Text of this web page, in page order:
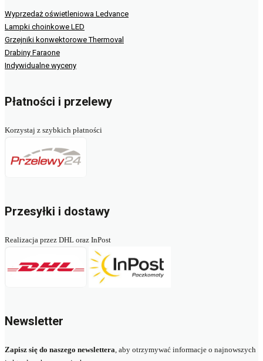
Wyprzedaż oświetleniowa Ledvance
Lampki choinkowe LED
Grzejniki konwektorowe Thermoval
Drabiny Faraone
Indywidualne wyceny
Płatności i przelewy
Korzystaj z szybkich płatności
Przesyłki i dostawy
Realizacja przez DHL oraz InPost
Newsletter
Zapisz się do naszego newslettera , aby otrzymywać informacje o najnowszych